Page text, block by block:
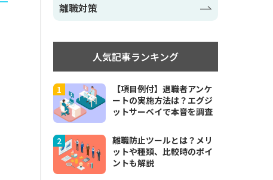
離職対策
人気記事ランキング
【項目例付】退職者アンケ
ートの実施方法は？エグジ
ットサーベイで本音を調査
離職防止ツールとは？メリ
ットや種類、比較時のポイ
ントも解説